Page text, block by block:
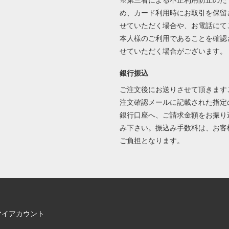
め、カード利用時にお取引を保留
せていただく場合や、お電話にて
本人様のご利用であることを確認
せていただく場合がございます。
銀行振込
ご注文後にお送りさせて頂きます
注文確認メールに記載された指定
銀行口座へ、ご請求金額をお振り
み下さい。振込み手数料は、お客
ご負担となります。
アカウント